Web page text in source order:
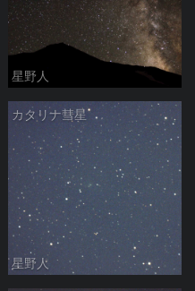
星野人
カタリナ彗星
星野人